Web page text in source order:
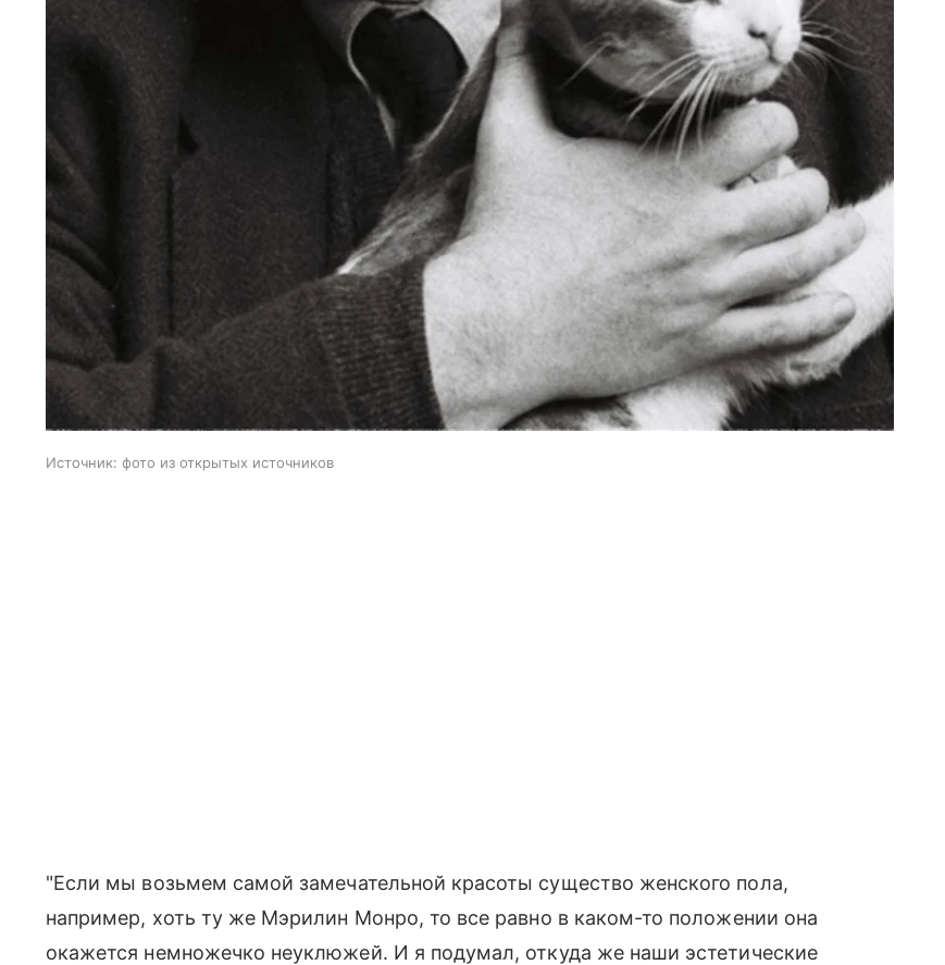
Источник: фото из открытых источников
"Если мы возьмем самой замечательной красоты существо женского пола,
например, хоть ту же Мэрилин Монро, то все равно в каком-то положении она
окажется немножечко неуклюжей. И я подумал, откуда же наши эстетические